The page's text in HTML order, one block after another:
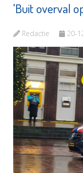
'Buit overval
Redactie 20-